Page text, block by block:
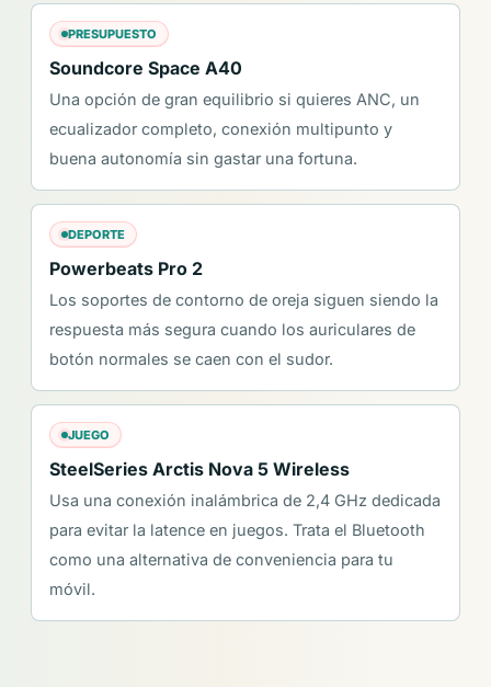
PRESUPUESTO
Soundcore Space A40
Una opción de gran equilibrio si quieres ANC, un
ecualizador completo, conexión multipunto y
buena autonomía sin gastar una fortuna.
DEPORTE
Powerbeats Pro 2
Los soportes de contorno de oreja siguen siendo la
respuesta más segura cuando los auriculares de
botón normales se caen con el sudor.
JUEGO
SteelSeries Arctis Nova 5 Wireless
Usa una conexión inalámbrica de 2,4 GHz dedicada
para evitar la latence en juegos. Trata el Bluetooth
como una alternativa de conveniencia para tu
móvil.